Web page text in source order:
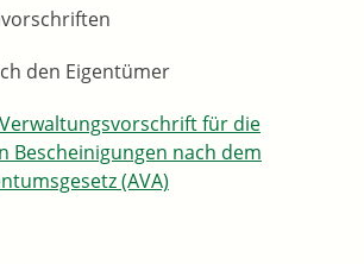
den Eigentümer
für die
Bescheinigungen nach dem
(AVA)